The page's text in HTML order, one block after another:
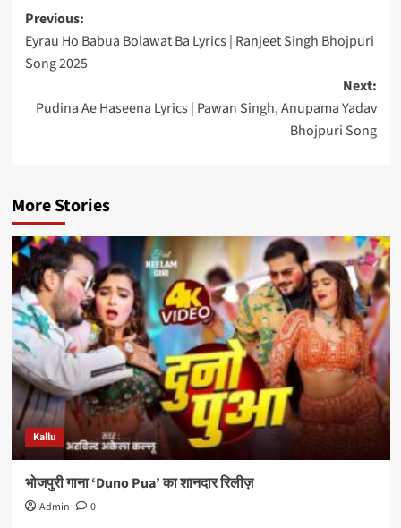
Post
navigation
Previous:
Eyrau Ho Babua Bolawat Ba Lyrics | Ranjeet Singh Bhojpuri
Song 2025
Next:
Pudina Ae Haseena Lyrics | Pawan Singh, Anupama Yadav
Bhojpuri Song
More Stories
Kallu
भोजपुरी गाना ‘Duno Pua’ का शानदार रिलीज़
Admin 0